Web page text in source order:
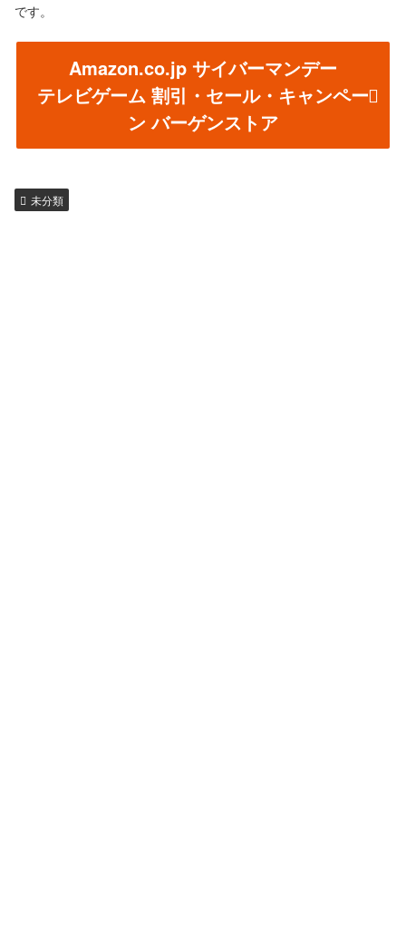
です。
Amazon.co.jp サイバーマンデー
テレビゲーム 割引・セール・キャンペー
ン バーゲンストア
未分類